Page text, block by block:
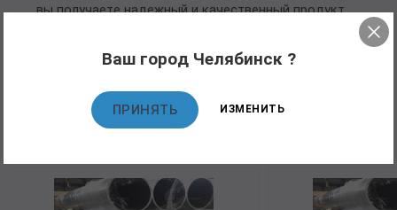
вы получаете надежный и качественный продукт,
Рекомендуемые товары
Ваш город Челябинск ?
ПРИНЯТЬ ИЗМЕНИТЬ